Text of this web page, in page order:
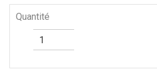
Quantité